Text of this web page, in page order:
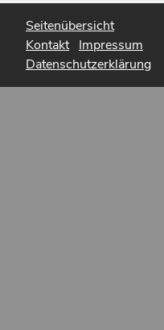
Seitenübersicht
Kontakt Impressum
Datenschutzerklärung